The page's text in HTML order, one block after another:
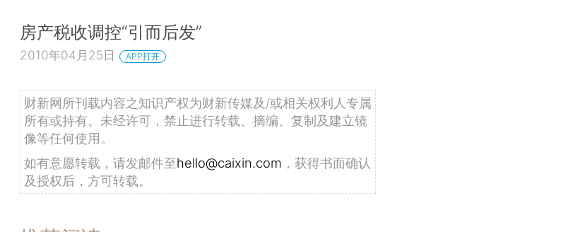
房产税收调控“引而后发”
2010年04月25日 APP打开
财新网所刊载内容之知识产权为财新传媒及/或相关权利人专属
所有或持有。未经许可，禁止进行转载、摘编、复制及建立镜
像等任何使用。
如有意愿转载，请发邮件至hello@caixin.com ，获得书面确认
及授权后，方可转载。